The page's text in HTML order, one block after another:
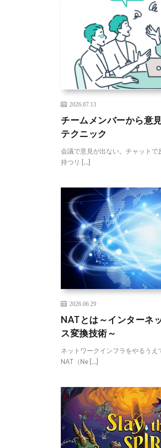
2026.07.13
チームメンバーから意
テクニック
会議で意見が出ない。チャットで
持つリ […]
2026.06.29
NATとは～インターネ
ス変換技術～
ネットワークインフラをやるうえ
NAT（Ne […]